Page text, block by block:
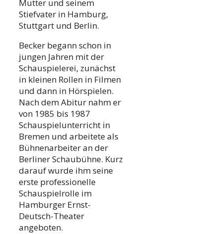
Mutter und seinem
Stiefvater in Hamburg,
Stuttgart und Berlin.
Becker begann schon in
jungen Jahren mit der
Schauspielerei, zunächst
in kleinen Rollen in Filmen
und dann in Hörspielen.
Nach dem Abitur nahm er
von 1985 bis 1987
Schauspielunterricht in
Bremen und arbeitete als
Bühnenarbeiter an der
Berliner Schaubühne. Kurz
darauf wurde ihm seine
erste professionelle
Schauspielrolle im
Hamburger Ernst-
Deutsch-Theater
angeboten.